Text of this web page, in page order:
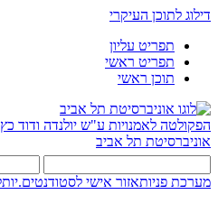
דילוג לתוכן העיקרי
תפריט עליון
תפריט ראשי
תוכן ראשי
הפקולטה לאמנויות ע"ש יולנדה ודוד כץ
אוניברסיטת תל אביב
מערכת פניותאזור אישי לסטודנטים.יות